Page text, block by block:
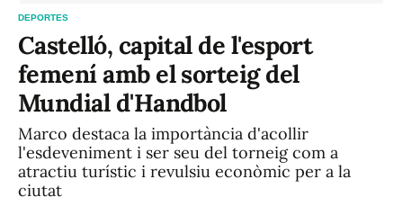
DEPORTES
Castelló, capital de l'esport
femení amb el sorteig del
Mundial d'Handbol
Marco destaca la importància d'acollir
l'esdeveniment i ser seu del torneig com a
atractiu turístic i revulsiu econòmic per a la
ciutat